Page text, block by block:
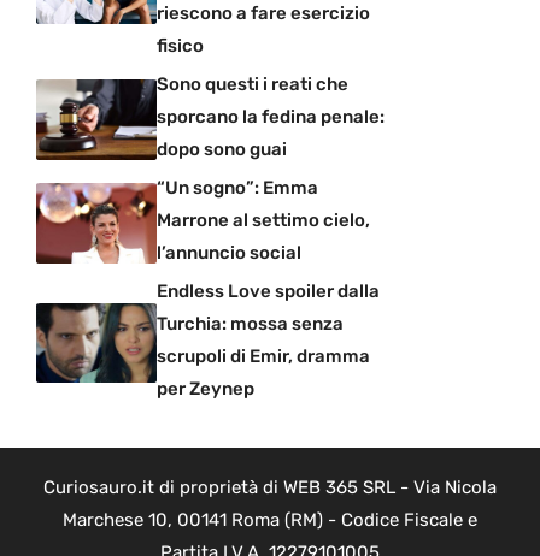
riescono a fare esercizio
fisico
Sono questi i reati che
sporcano la fedina penale:
dopo sono guai
“Un sogno”: Emma
Marrone al settimo cielo,
l’annuncio social
Endless Love spoiler dalla
Turchia: mossa senza
scrupoli di Emir, dramma
per Zeynep
Curiosauro.it di proprietà di WEB 365 SRL - Via Nicola
Marchese 10, 00141 Roma (RM) - Codice Fiscale e